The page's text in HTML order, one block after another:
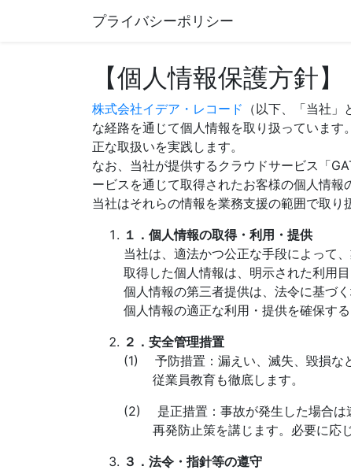
プライバシーポリシー
【個人情報保護方針】
株式会社イデア・レコード （以下、「当社
な経路を通じて個人情報を取り扱っていま
正な取扱いを実践します。
なお、当社が提供するクラウドサービス「
ービスを通じて取得されたお客様の個人情
当社はそれらの情報を業務支援の範囲で取り
１．個人情報の取得・利用・提供
当社は、適法かつ公正な手段によって
取得した個人情報は、明示された利用
個人情報の第三者提供は、法令に基づ
個人情報の適正な利用・提供を確保す
２．安全管理措置
(1) 予防措置：漏えい、滅失、毀損な
従業員教育も徹底します。
(2) 是正措置：事故が発生した場合は
再発防止策を講じます。必要に応じ
３．法令・指針等の遵守